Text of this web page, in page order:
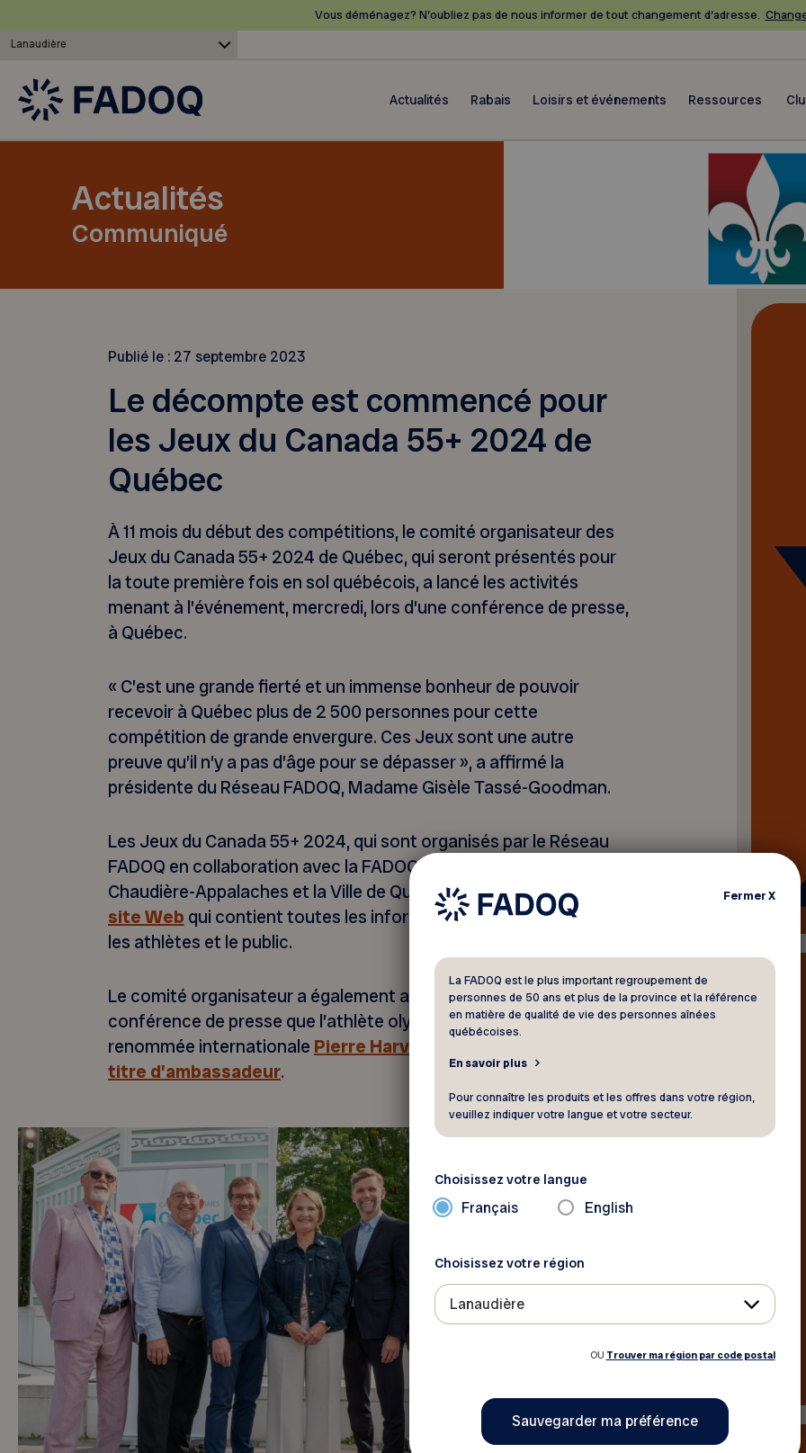
Vous déménagez? N’oubliez pas de nous informer de tout changement d’adresse.
Lanaudière
Actualités Rabais Loisirs et événements Ressources
Actualités
Communiqué
Publié le : 27 septembre 2023
Le décompte est commencé pour
les Jeux du Canada 55+ 2024 de
Québec
À 11 mois du début des compétitions, le comité organisateur des
Jeux du Canada 55+ 2024 de Québec, qui seront présentés pour
la toute première fois en sol québécois, a lancé les activités
menant à l’événement, mercredi, lors d’une conférence de presse,
à Québec.
« C’est une grande fierté et un immense bonheur de pouvoir
recevoir à Québec plus de 2 500 personnes pour cette
compétition de grande envergure. Ces Jeux sont une autre
preuve qu’il n’y a pas d’âge pour se dépasser », a affirmé la
présidente du Réseau FADOQ, Madame Gisèle Tassé-Goodman.
Les Jeux du Canada 55+ 2024, qui sont organisés par le Réseau
FADOQ en collaboration avec la FADOQ – Régions de Québec et
Chaudière-Appalaches et la Ville de Québec,ont mis en ligne leur
site Web qui contient toutes les informations pertinentes pour
les athlètes et le public.
Le comité organisateur a également annoncé lors de cette
conférence de presse que l’athlète olympique canadien de
renommée internationale Pierre Harvey se joint à l’aventure à
titre d’ambassadeur.
FermerX
La FADOQ est le plus important regroupement de
personnes de 50 ans et plus de la province et la référence
en matière de qualité de vie des personnes aînées
québécoises.
En savoir plus
Pour connaître les produits et les offres dans votre région,
veuillez indiquer votre langue et votre secteur.
Choisissez votre langue
Français English
Choisissez votre région
Lanaudière
OU Trouver ma région par code postal